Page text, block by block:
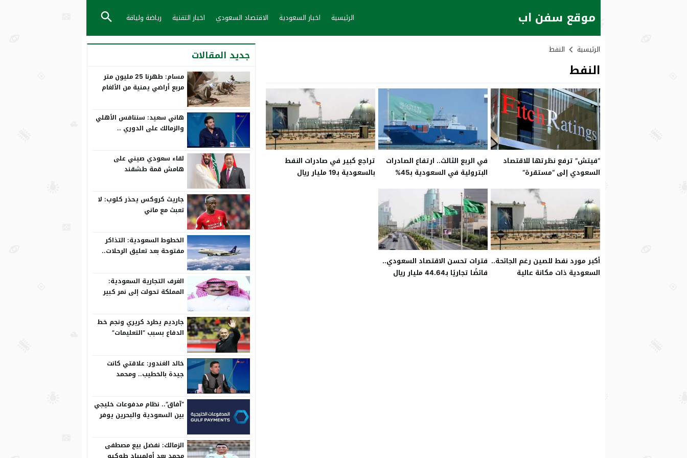
موقع سفن اب الرئيسية اخبار السعودية الاقتصاد السعودي اخبار التقنية رياضة ولياقة
الرئيسية النفط
النفط
“فيتش” ترفع نظرتها للاقتصاد
السعودي إلى “مستقرة”
في الربع الثالث.. ارتفاع الصادرات
البترولية في السعودية بـ45%
تراجع كبير في صادرات النفط
بالسعودية بـ19 مليار ريال
أكبر مورد نفط للصين رغم الجائحة..
السعودية ذات مكانة عالية
فترات تحسن الاقتصاد السعودي..
فائضًا تجاريًا بـ44.64 مليار ريال
جديد المقالات
مسام: طهرنا 25 مليون متر
مربع أراضي يمنية من الألغام
هاني سعيد: سننافس الأهلي
والزمالك على الدوري ..
لقاء سعودي صيني على
هامش قمة طشقند
جاريث كروكس يحذر كلوب: لا
تعبث مع ماني
الخطوط السعودية: التذاكر
مفتوحة بعد تعليق الرحلات..
الغرف التجارية السعودية:
المملكة تحولت إلى نمر كبير
جارديم يطرد كريري ونجم خط
الدفاع بسبب “التعليمات”
خالد الغندور: علاقتي كانت
جيدة بالخطيب.. ومحمد
“آفاق”.. نظام مدفوعات خليجي
بين السعودية والبحرين يوفر
الزمالك: نفضل بيع مصطفى